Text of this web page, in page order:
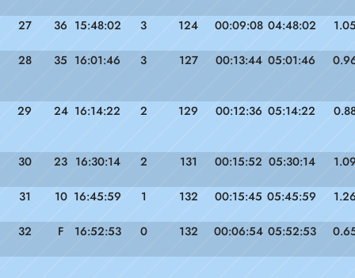
27 36 15:48:02 3 124 00:09:08 04:48:02
28 35 16:01:46 3 127 00:13:44 05:01:46
29 24 16:14:22 2 129 00:12:36 05:14:22
30 23 16:30:14 2 131 00:15:52 05:30:14
31 10 16:45:59 1 132 00:15:45 05:45:59
32 F 16:52:53 0 132 00:06:54 05:52:53